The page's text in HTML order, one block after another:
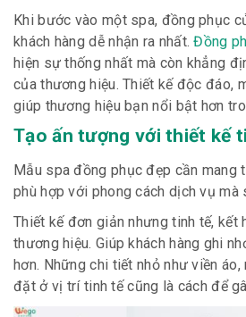
Khi bước vào một spa, đồng phục
khách hàng dễ nhận ra nhất.Đồng
hiện sự thống nhất mà còn khẳng
của thương hiệu. Thiết kế độc đáo,
giúp thương hiệu bạn nổi bật hơn
Tạo ấn tượng với thiết kế
Mẫu spa đồng phục đẹp cần mang
phù hợp với phong cách dịch vụ mà
Thiết kế đơn giản nhưng tinh tế, kết
thương hiệu. Giúp khách hàng ghi
hơn. Những chi tiết nhỏ như viền
đặt ở vị trí tinh tế cũng là cách để